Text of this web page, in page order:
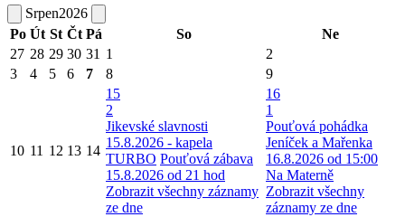
Srpen2026
Po Út St Čt Pá So
Ne
27 28 29 30 31 1
2
3
4 5 6 7 8 9
10 11 12 13 14
15
2
Jikevské slavnosti
15.8.2026 - kapela
TURBO Pouťová zábava
15.8.2026 od 21 hod
Zobrazit všechny záznamy
ze dne
16
1
Pouťová pohádka
Jeníček a Mařenka
16.8.2026 od 15:00
Na Materně
Zobrazit všechny
záznamy ze dne